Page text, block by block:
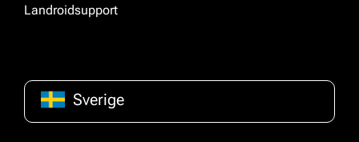
Landroidsupport
Sverige